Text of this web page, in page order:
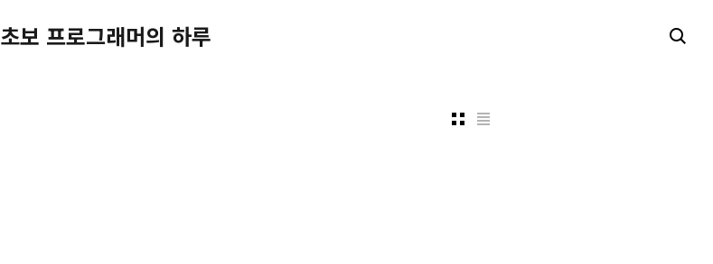
초보 프로그래머의 하루